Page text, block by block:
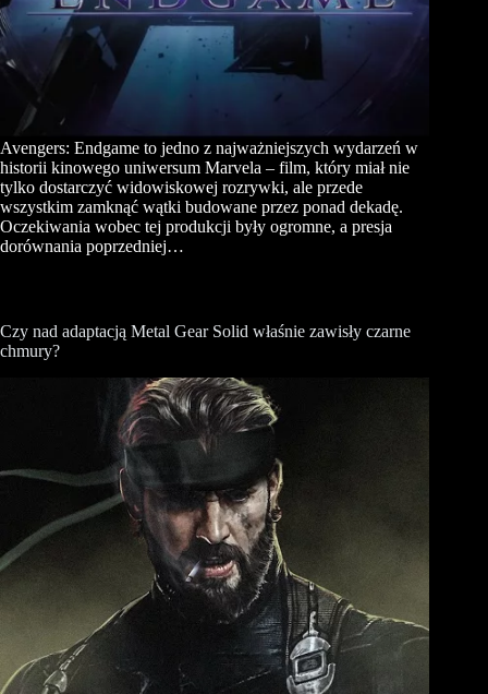
Avengers: Endgame to jedno z najważniejszych wydarzeń w
historii kinowego uniwersum Marvela – film, który miał nie
tylko dostarczyć widowiskowej rozrywki, ale przede
wszystkim zamknąć wątki budowane przez ponad dekadę.
Oczekiwania wobec tej produkcji były ogromne, a presja
dorównania poprzedniej…
Czy nad adaptacją Metal Gear Solid właśnie zawisły czarne
chmury?